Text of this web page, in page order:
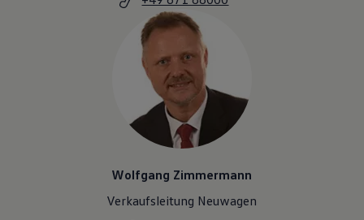
Wolfgang Zimmermann
Verkaufsleitung Neuwagen